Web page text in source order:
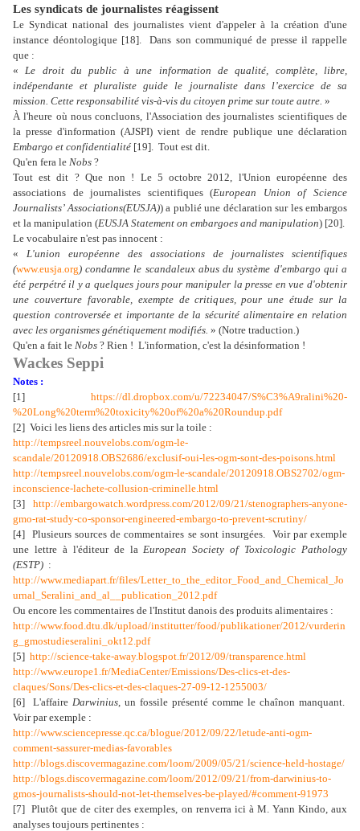
Les syndicats de journalistes réagissent
Le Syndicat national des journalistes vient d'appeler à la création d'une
instance déontologique [18].
Dans son communiqué de presse il rappelle
que :
«Le droit du public à une information de qualité, complète, libre,
indépendante et pluraliste guide le journaliste dans l’exercice de sa
mission. Cette responsabilité vis-à-vis du citoyen prime sur toute autre. »
À l'heure où nous concluons, l'Association des journalistes scientifiques de
la presse d'information (AJSPI) vient de rendre publique une déclaration
Embargo et confidentialité [19]. Tout est dit.
Qu'en fera le Nobs ?
Tout est dit ? Que non ! Le 5 octobre 2012, l'Union européenne des
associations de journalistes scientifiques (European Union of Science
Journalists’ Associations(EUSJA)) a publié une déclaration sur les embargos
et la manipulation (EUSJA Statement on embargoes and manipulation) [20].
Le vocabulaire n'est pas innocent :
« L'union européenne des associations de journalistes scientifiques
(www.eusja.org) condamne le scandaleux abus du système d'embargo qui a
été perpétré il y a quelques jours pour manipuler la presse en vue d'obtenir
une couverture favorable, exempte de critiques, pour une étude sur la
question controversée et importante de la sécurité alimentaire en relation
avec les organismes génétiquement modifiés. » (Notre traduction.)
Qu'en a fait le Nobs ? Rien ! L'information, c'est la désinformation !
Wackes Seppi
Notes :
[1] https://dl.dropbox.com/u/72234047/S%C3%A9ralini%20-
%20Long%20term%20toxicity%20of%20a%20Roundup.pdf
[2] Voici les liens des articles mis sur la toile :
http://tempsreel.nouvelobs.com/ogm-le-
scandale/20120918.OBS2686/exclusif-oui-les-ogm-sont-des-poisons.html
http://tempsreel.nouvelobs.com/ogm-le-scandale/20120918.OBS2702/ogm-
inconscience-lachete-collusion-criminelle.html
[3] http://embargowatch.wordpress.com/2012/09/21/stenographers-anyone-
gmo-rat-study-co-sponsor-engineered-embargo-to-prevent-scrutiny/
[4] Plusieurs sources de commentaires se sont insurgées. Voir par exemple
une lettre à l'éditeur de laEuropean Society of Toxicologic Pathology
(ESTP) :
http://www.mediapart.fr/files/Letter_to_the_editor_Food_and_Chemical_Jo
urnal_Seralini_and_al__publication_2012.pdf
Ou encore les commentaires de l'Institut danois des produits alimentaires :
http://www.food.dtu.dk/upload/institutter/food/publikationer/2012/vurderin
g_gmostudieseralini_okt12.pdf
[5] http://science-take-away.blogspot.fr/2012/09/transparence.html
http://www.europe1.fr/MediaCenter/Emissions/Des-clics-et-des-
claques/Sons/Des-clics-et-des-claques-27-09-12-1255003/
[6] L'affaire Darwinius, un fossile présenté comme le chaînon manquant.
Voir par exemple :
http://www.sciencepresse.qc.ca/blogue/2012/09/22/letude-anti-ogm-
comment-sassurer-medias-favorables
http://blogs.discovermagazine.com/loom/2009/05/21/science-held-hostage/
http://blogs.discovermagazine.com/loom/2012/09/21/from-darwinius-to-
gmos-journalists-should-not-let-themselves-be-played/#comment-91973
[7] Plutôt que de citer des exemples, on renverra ici à M. Yann Kindo, aux
analyses toujours pertinentes :